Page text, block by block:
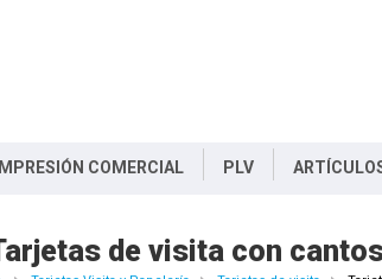
COMERCIAL PLV
de visita con